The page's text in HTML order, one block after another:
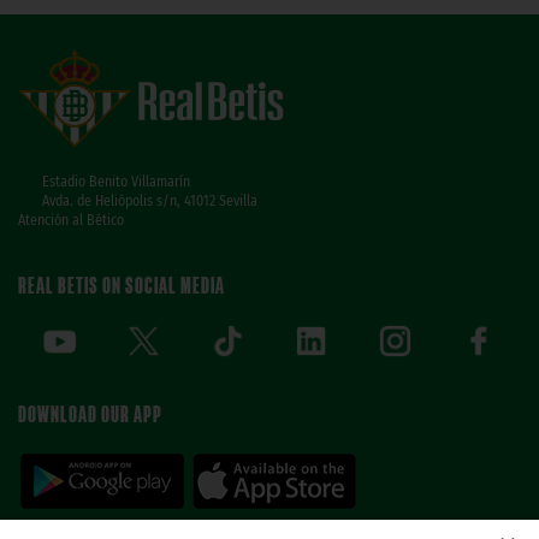
Estadio Benito Villamarín
Avda. de Heliópolis s/n, 41012 Sevilla
Atención al Bético
REAL BETIS ON SOCIAL MEDIA
DOWNLOAD OUR APP